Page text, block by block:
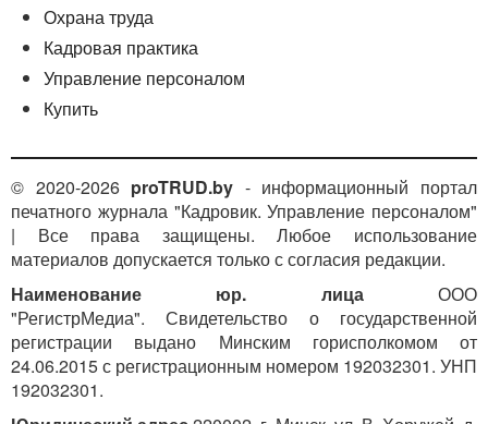
Охрана труда
Кадровая практика
Управление персоналом
Купить
© 2020-2026 proTRUD.by - информационный портал
печатного журнала "Кадровик. Управление персоналом"
| Все права защищены. Любое использование
материалов допускается только с согласия редакции.
Наименование юр. лицаООО
"РегистрМедиа". Свидетельство о государственной
регистрации выдано Минским горисполкомом от
24.06.2015 с регистрационным номером 192032301. УНП
192032301.